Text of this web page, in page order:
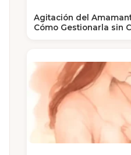
Agitación del
Cómo Gestionarla sin